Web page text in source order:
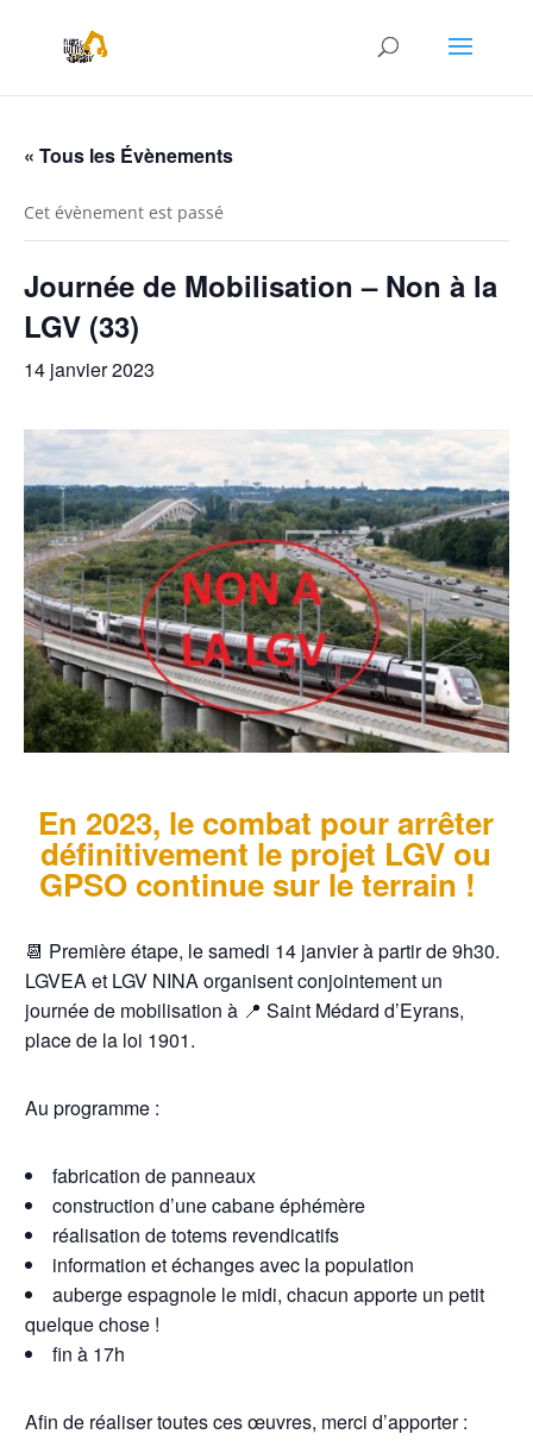
« Tous les Évènements
Cet évènement est passé
Journée de Mobilisation – Non à la
LGV (33)
14 janvier 2023
En 2023, le combat pour arrêter
définitivement le projet LGV ou
GPSO continue sur le terrain !
📆 Première étape, le samedi 14 janvier à partir de 9h30.
LGVEA et LGV NINA organisent conjointement un
journée de mobilisation à 📍 Saint Médard d’Eyrans,
place de la loi 1901.
Au programme :
fabrication de panneaux
construction d’une cabane éphémère
réalisation de totems revendicatifs
information et échanges avec la population
auberge espagnole le midi, chacun apporte un petit
quelque chose !
fin à 17h
Afin de réaliser toutes ces œuvres, merci d’apporter :